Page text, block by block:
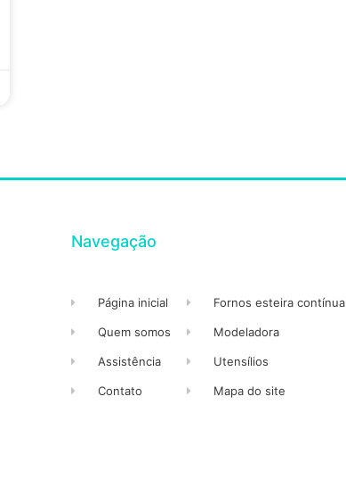
Navegação
Página inicial
Quem somos
Assistência
Contato
Fornos esteira contínua
Modeladora
Utensílios
Mapa do site